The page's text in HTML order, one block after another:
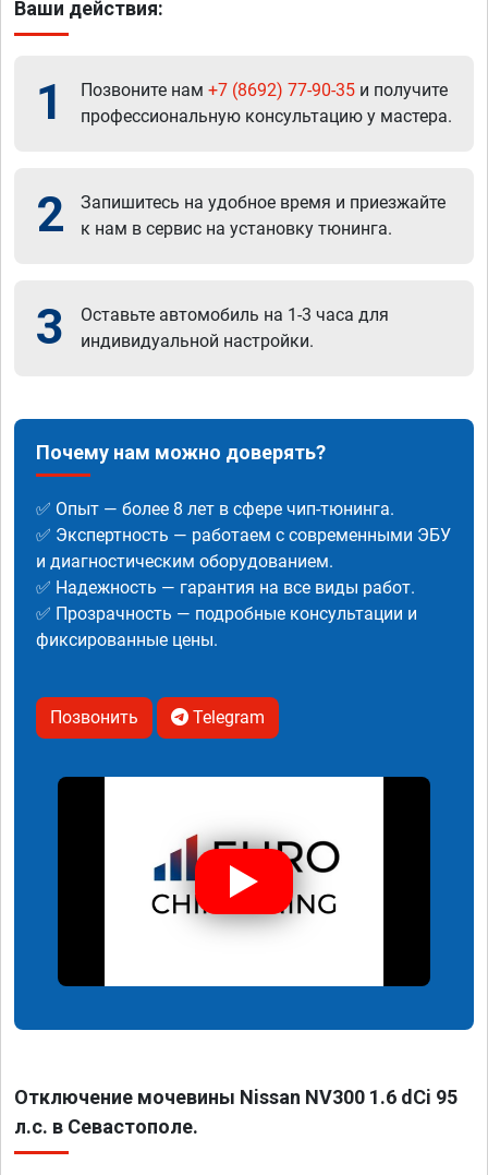
Ваши действия:
1 Позвоните нам +7 (8692) 77-90-35 и получите
профессиональную консультацию у мастера.
2
Запишитесь на удобное время и приезжайте
к нам в сервис на установку тюнинга.
3
Оставьте автомобиль на 1-3 часа для
индивидуальной настройки.
Почему нам можно доверять?
✅ Опыт — более 8 лет в сфере чип-тюнинга.
✅ Экспертность — работаем с современными ЭБУ
и диагностическим оборудованием.
✅ Надежность — гарантия на все виды работ.
✅ Прозрачность — подробные консультации и
фиксированные цены.
Позвонить Telegram
Отключение мочевины Nissan NV300 1.6 dCi 95
л.с. в Севастополе.